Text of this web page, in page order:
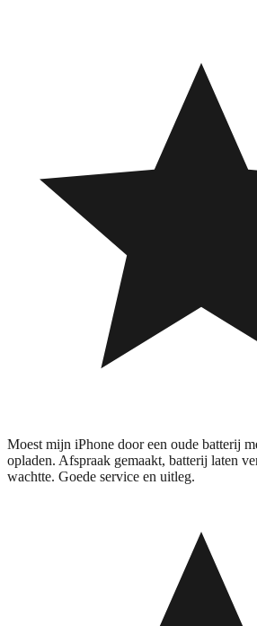
Moest mijn iPhone door een oude batterij
opladen. Afspraak gemaakt, batterij laten
wachtte. Goede service en uitleg.